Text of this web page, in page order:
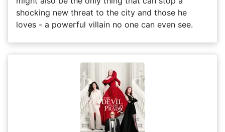
shocking new threat to the city and those he
loves - a powerful villain no one can even see.